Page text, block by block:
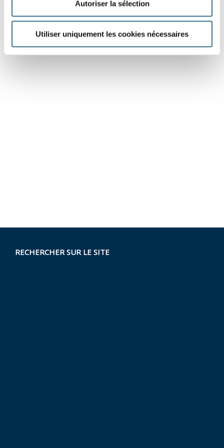
Autoriser la sélection
Utiliser uniquement les cookies nécessaires
RECHERCHER SUR LE SITE